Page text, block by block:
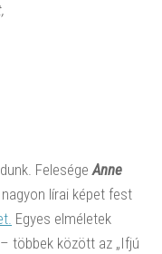
FeleségeAnne
lírai képet fest
Egyes elméletek
többek között az „Ifjú